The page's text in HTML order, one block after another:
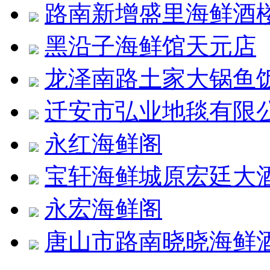
路南新增盛里海鲜酒
黑沿子海鲜馆天元店
龙泽南路土家大锅鱼
迁安市弘业地毯有限
永红海鲜阁
宝轩海鲜城原宏廷大
永宏海鲜阁
唐山市路南晓晓海鲜